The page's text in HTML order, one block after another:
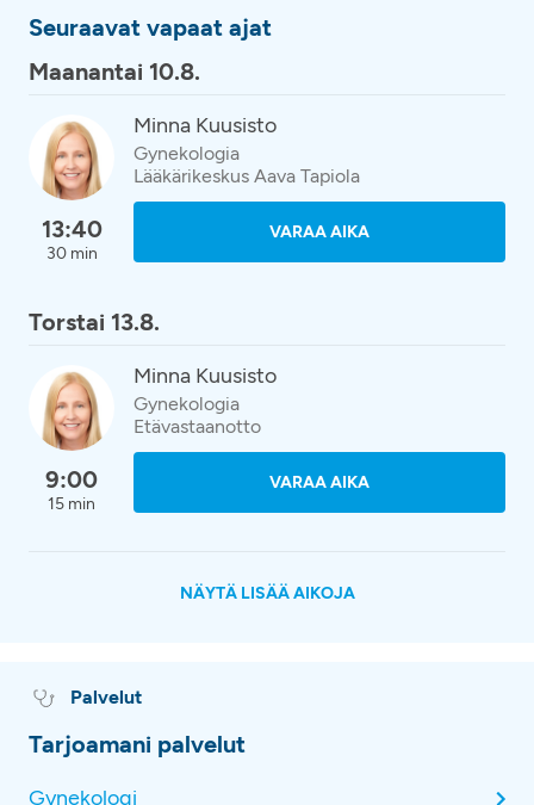
Seuraavat vapaat ajat
Maanantai 10.8.
13:40
30 min
Minna Kuusisto
Gynekologia
Lääkärikeskus Aava Tapiola
VARAA AIKA
Torstai 13.8.
9:00
15 min
Minna Kuusisto
Gynekologia
Etävastaanotto
VARAA AIKA
NÄYTÄ LISÄÄ AIKOJA
Palvelut
Tarjoamani palvelut
Gynekologi